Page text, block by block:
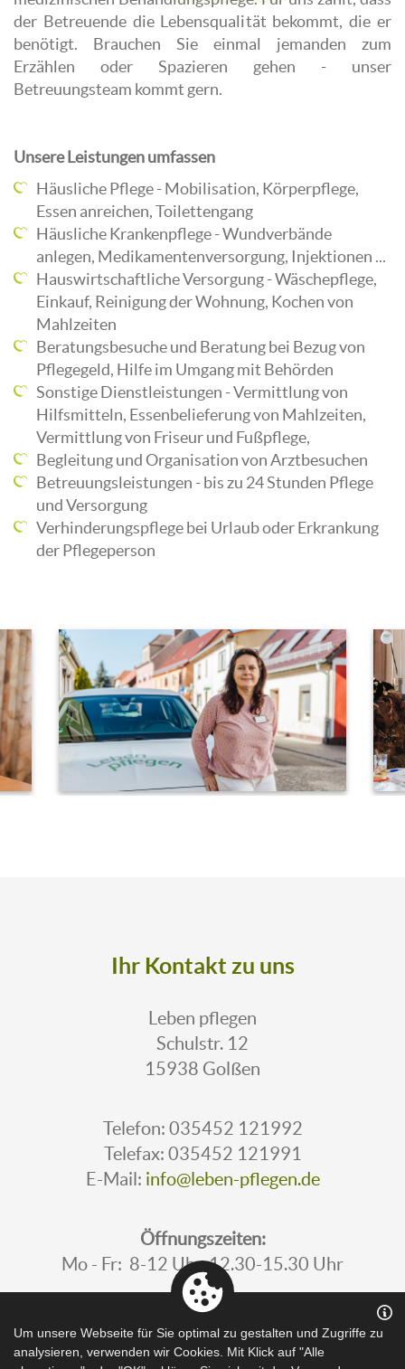
der Betreuende die Lebensqualität bekommt, die er
benötigt. Brauchen Sie einmal jemanden zum
Erzählen oder Spazieren gehen - unser
Betreuungsteam kommt gern.
Unsere Leistungen umfassen
Häusliche Pflege - Mobilisation, Körperpflege,
Essen anreichen, Toilettengang
Häusliche Krankenpflege - Wundverbände
anlegen, Medikamentenversorgung, Injektionen ...
Hauswirtschaftliche Versorgung - Wäschepflege,
Einkauf, Reinigung der Wohnung, Kochen von
Mahlzeiten
Beratungsbesuche und Beratung bei Bezug von
Pflegegeld, Hilfe im Umgang mit Behörden
Sonstige Dienstleistungen - Vermittlung von
Hilfsmitteln, Essenbelieferung von Mahlzeiten,
Vermittlung von Friseur und Fußpflege,
Begleitung und Organisation von Arztbesuchen
Betreuungsleistungen - bis zu 24 Stunden Pflege
und Versorgung
Verhinderungspflege bei Urlaub oder Erkrankung
der Pflegeperson
Ihr Kontakt zu uns
Leben pflegen
Schulstr. 12
15938 Golßen
Telefon: 035452 121992
Telefax: 035452 121991
E-Mail: info@leben-pflegen.de
Öffnungszeiten:
Mo - Fr: 8-12 Uhr, 12.30-15.30 Uhr
Um unsere Webseite für Sie optimal zu gestalten und Zugriffe zu
analysieren, verwenden wir Cookies. Mit Klick auf "Alle